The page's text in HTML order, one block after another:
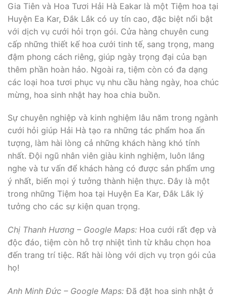
Gia Tiên và Hoa Tươi Hải Hà Eakar là một Tiệm hoa tại
Huyện Ea Kar, Đắk Lắk có uy tín cao, đặc biệt nổi bật
với dịch vụ cưới hỏi trọn gói. Cửa hàng chuyên cung
cấp những thiết kế hoa cưới tinh tế, sang trọng, mang
đậm phong cách riêng, giúp ngày trọng đại của bạn
thêm phần hoàn hảo. Ngoài ra, tiệm còn có đa dạng
các loại hoa tươi phục vụ nhu cầu hàng ngày, hoa chúc
mừng, hoa sinh nhật hay hoa chia buồn.
Sự chuyên nghiệp và kinh nghiệm lâu năm trong ngành
cưới hỏi giúp Hải Hà tạo ra những tác phẩm hoa ấn
tượng, làm hài lòng cả những khách hàng khó tính
nhất. Đội ngũ nhân viên giàu kinh nghiệm, luôn lắng
nghe và tư vấn để khách hàng có được sản phẩm ưng
ý nhất, biến mọi ý tưởng thành hiện thực. Đây là một
trong những Tiệm hoa tại Huyện Ea Kar, Đắk Lắk lý
tưởng cho các sự kiện quan trọng.
Chị Thanh Hương – Google Maps: Hoa cưới rất đẹp và
độc đáo, tiệm còn hỗ trợ nhiệt tình từ khâu chọn hoa
đến trang trí tiệc. Rất hài lòng với dịch vụ trọn gói của
họ!
Anh Minh Đức – Google Maps: Đã đặt hoa sinh nhật ở